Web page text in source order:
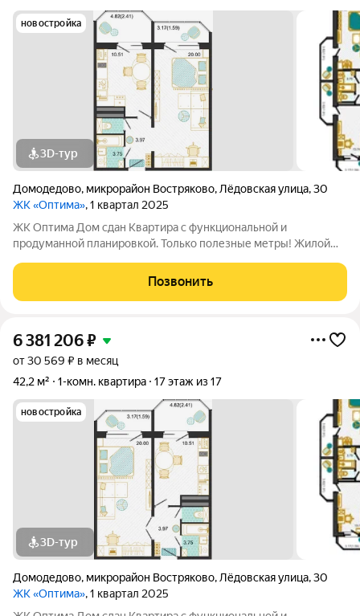
новостройка
3D-тур
Домодедово, микрорайон Востряково, Лёдовская улица,30
ЖК «Оптима», 1 квартал 2025
ЖК Оптима Дом сдан Квартира с функциональной и
продуманной планировкой. Только полезные метры! Жилой
бурлящем жизнью городе. Рядом лес, пруд и городской парк
«Елочки». В непосредственной близости
Позвонить
6 381 206₽
от 30 569 ₽ в месяц
42,2 м²
1-комн. квартира 17 этаж из 17
новостройка
3D-тур
Домодедово, микрорайон Востряково, Лёдовская улица,30
ЖК «Оптима», 1 квартал 2025